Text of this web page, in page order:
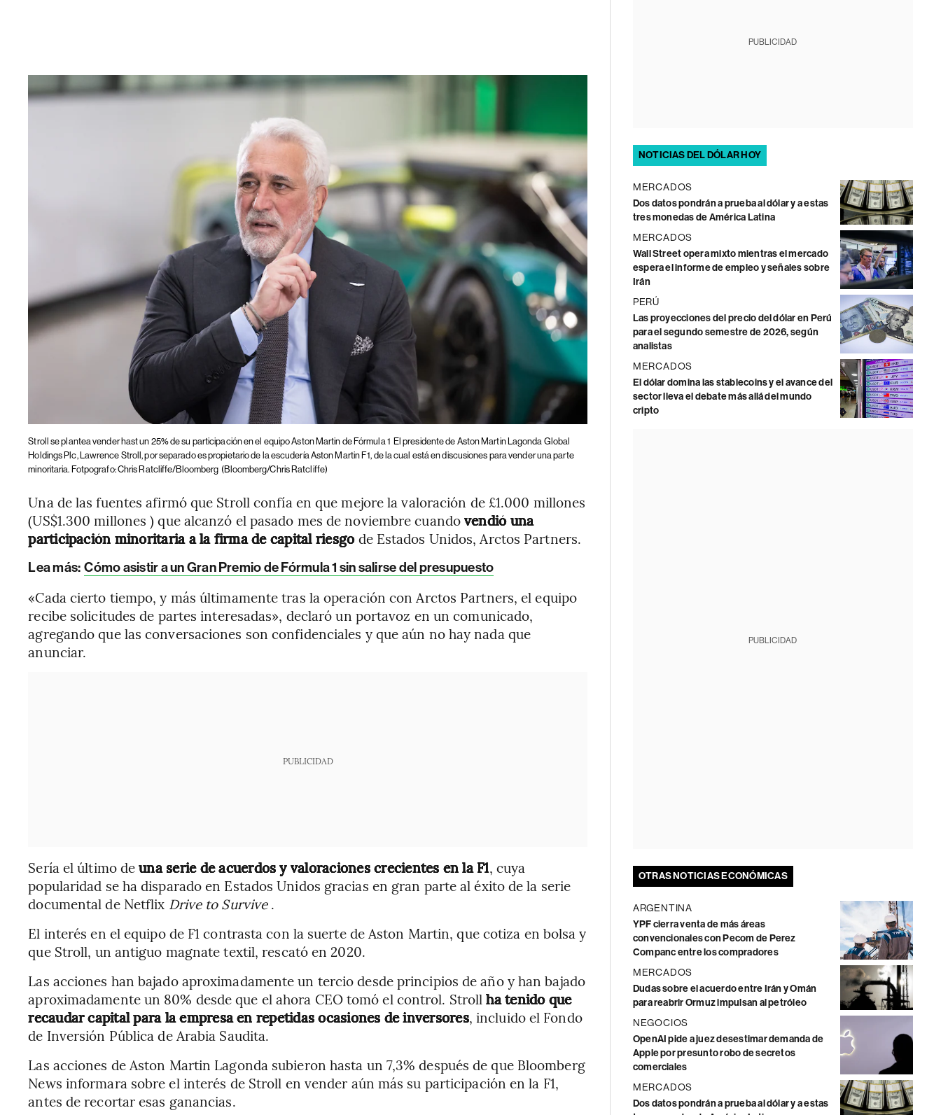
Stroll se plantea vender hast un 25% de su participación en el equipo Aston Martin de Fórmula 1 El presidente de Aston Martin Lagonda Global
Holdings Plc, Lawrence Stroll, por separado es propietario de la escudería Aston Martin F1, de la cual está en discusiones para vender una parte
minoritaria. Fotpografo: Chris Ratcliffe/Bloomberg (Bloomberg/Chris Ratcliffe)
Una de las fuentes afirmó que Stroll confía en que mejore la valoración de £1.000 millones
(US$1.300 millones ) que alcanzó el pasado mes de noviembre cuandovendió una
participación minoritaria a la firma de capital riesgode Estados Unidos, Arctos Partners.
Lea más: Cómo asistir a un Gran Premio de Fórmula 1 sin salirse del presupuesto
«Cada cierto tiempo, y más últimamente tras la operación con Arctos Partners, el equipo
recibe solicitudes de partes interesadas», declaró un portavoz en un comunicado,
agregando que las conversaciones son confidenciales y que aún no hay nada que
anunciar.
PUBLICIDAD
Sería el último deuna serie de acuerdos y valoraciones crecientes en la F1, cuya
popularidad se ha disparado en Estados Unidos gracias en gran parte al éxito de la serie
documental de Netflix Drive to Survive.
El interés en el equipo de F1 contrasta con la suerte de Aston Martin, que cotiza en bolsa y
que Stroll, un antiguo magnate textil, rescató en 2020.
Las acciones han bajado aproximadamente un tercio desde principios de año y han bajado
aproximadamente un 80% desde que el ahora CEO tomó el control. Strollha tenido que
recaudar capital para la empresa en repetidas ocasiones de inversores, incluido el Fondo
de Inversión Pública de Arabia Saudita.
Las acciones de Aston Martin Lagonda subieron hasta un 7,3% después de que Bloomberg
News informara sobre el interés de Stroll en vender aún más su participación en la F1,
antes de recortar esas ganancias.
PUBLICIDAD
NOTICIAS DEL DÓLAR HOY
MERCADOS
Dos datos pondrán a prueba al dólar y a estas
tres monedas de América Latina
MERCADOS
Wall Street opera mixto mientras el mercado
espera el informe de empleo y señales sobre
Irán
PERÚ
Las proyecciones del precio del dólar en Perú
para el segundo semestre de 2026, según
analistas
MERCADOS
El dólar domina las stablecoins y el avance del
sector lleva el debate más allá del mundo
cripto
PUBLICIDAD
OTRAS NOTICIAS ECONÓMICAS
ARGENTINA
YPF cierra venta de más áreas
convencionales con Pecom de Perez
Companc entre los compradores
MERCADOS
Dudas sobre el acuerdo entre Irán y Omán
para reabrir Ormuz impulsan al petróleo
NEGOCIOS
OpenAI pide a juez desestimar demanda de
Apple por presunto robo de secretos
comerciales
MERCADOS
Dos datos pondrán a prueba al dólar y a estas